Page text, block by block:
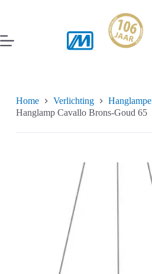
inhoud
Home Verlichting
Hanglamp Cavallo Brons-Goud 65